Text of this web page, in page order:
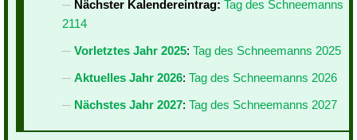
Nächster Kalendereintrag: Tag des Schneemanns
2114
Vorletztes Jahr 2025: Tag des Schneemanns 2025
Aktuelles Jahr 2026: Tag des Schneemanns 2026
Nächstes Jahr 2027: Tag des Schneemanns 2027